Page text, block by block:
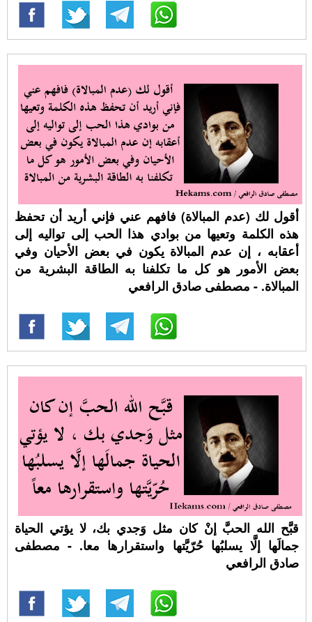
أقول لك (عدم المبالاة) فافهم عني فإني أريد أن تحفظ
هذه الكلمة وتعيها من بوادي هذا الحب إلى تواليه إلى
أعقابه ، إن عدم المبالاة يكون في بعض الأحيان وفي
بعض الأمور هو كل ما تكلفنا به الطاقة البشرية من
المبالاة. - مصطفى صادق الرافعي
قبَّح الله الحبَّ إنْ كان مثل وَجدي بك، لا يؤتي الحياة
جمالَها إلَّا يسلبُها حُرّيَّتها واستقرارها معا. - مصطفى
صادق الرافعي